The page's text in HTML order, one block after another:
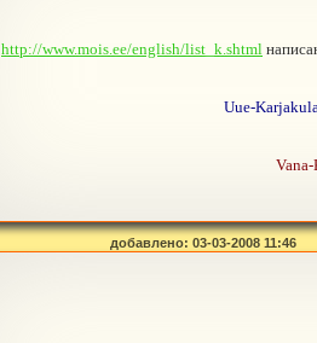
http://www.mois.ee/english/list_k.shtml
Uue-
добавлено: 03-03-2008 11:46